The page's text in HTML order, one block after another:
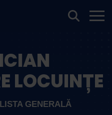
LOCUINȚE
GENERALĂ